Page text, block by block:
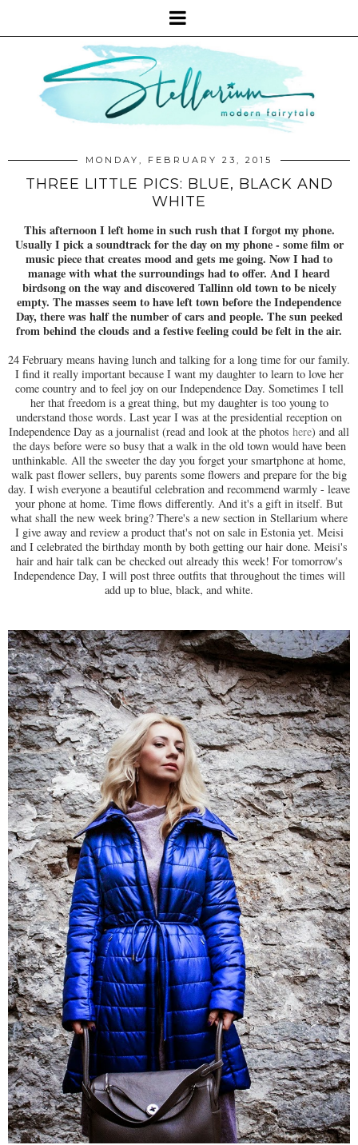
MONDAY, FEBRUARY 23, 2015
THREE LITTLE PICS: BLUE, BLACK AND
WHITE
This afternoon I left home in such rush that I forgot my phone.
Usually I pick a soundtrack for the day on my phone - some film or
music piece that creates mood and gets me going. Now I had to
manage with what the surroundings had to offer. And I heard
birdsong on the way and discovered Tallinn old town to be nicely
empty. The masses seem to have left town before the Independence
Day, there was half the number of cars and people. The sun peeked
from behind the clouds and a festive feeling could be felt in the air.
24 February means having lunch and talking for a long time for our family.
I find it really important because I want my daughter to learn to love her
come country and to feel joy on our Independence Day. Sometimes I tell
her that freedom is a great thing, but my daughter is too young to
understand those words. Last year I was at the presidential reception on
Independence Day as a journalist (read and look at the photos here) and all
the days before were so busy that a walk in the old town would have been
unthinkable. All the sweeter the day you forget your smartphone at home,
walk past flower sellers, buy parents some flowers and prepare for the big
day. I wish everyone a beautiful celebration and recommend warmly - leave
your phone at home. Time flows differently. And it's a gift in itself. But
what shall the new week bring? There's a new section in Stellarium where
I give away and review a product that's not on sale in Estonia yet. Meisi
and I celebrated the birthday month by both getting our hair done. Meisi's
hair and hair talk can be checked out already this week! For tomorrow's
Independence Day, I will post three outfits that throughout the times will
add up to blue, black, and white.